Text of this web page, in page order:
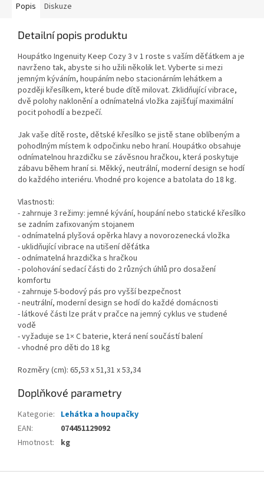
Popis Diskuze
Detailní popis produktu
Houpátko Ingenuity Keep Cozy 3 v 1 roste s vaším děťátkem a je
navrženo tak, abyste si ho užili několik let. Vyberte si mezi
jemným kýváním, houpáním nebo stacionárním lehátkem a
později křesílkem, které bude dítě milovat. Zklidňující vibrace,
dvě polohy naklonění a odnímatelná vložka zajišťují maximální
pocit pohodlí a bezpečí.
Jak vaše dítě roste, dětské křesílko se jistě stane oblíbeným a
pohodlným místem k odpočinku nebo hraní. Houpátko obsahuje
odnímatelnou hrazdičku se závěsnou hračkou, která poskytuje
zábavu během hraní si. Měkký, neutrální, moderní design se hodí
do každého interiéru. Vhodné pro kojence a batolata do 18 kg.
Vlastnosti:
- zahrnuje 3 režimy: jemné kývání, houpání nebo statické křesílko
se zadním zafixovaným stojanem
- odnímatelná plyšová opěrka hlavy a novorozenecká vložka
- uklidňující vibrace na utišení děťátka
- odnímatelná hrazdička s hračkou
- polohování sedací části do 2 různých úhlů pro dosažení
komfortu
- zahrnuje 5-bodový pás pro vyšší bezpečnost
- neutrální, moderní design se hodí do každé domácnosti
- látkové části lze prát v pračce na jemný cyklus ve studené
vodě
- vyžaduje se 1× C baterie, která není součástí balení
- vhodné pro děti do 18 kg
Rozměry (cm): 65,53 x 51,31 x 53,34
Doplňkové parametry
Kategorie: Lehátka a houpačky
EAN:
074451129092
Hmotnost: kg